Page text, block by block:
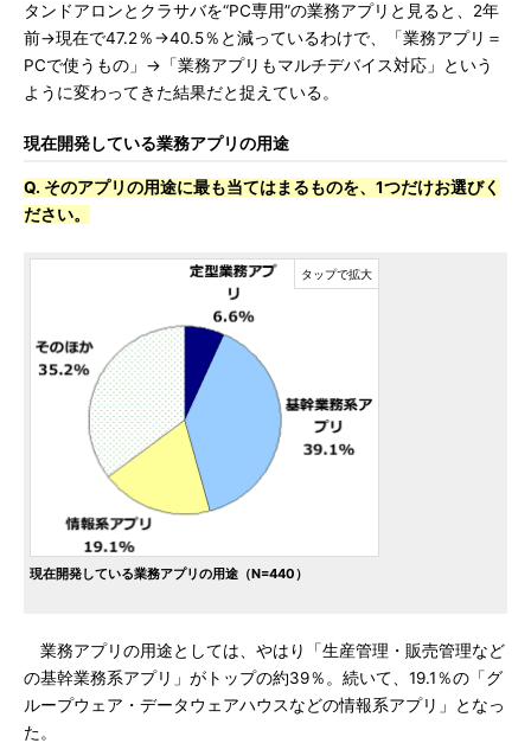
タンドアロンとクラサバを“PC専用”の業務アプリと見ると、2年
前→現在で47.2％→40.5％と減っているわけで、「業務アプリ＝
PCで使うもの」→「業務アプリもマルチデバイス対応」という
ように変わってきた結果だと捉えている。
現在開発している業務アプリの用途
Q. そのアプリの用途に最も当てはまるものを、1つだけお選びく
ださい。
現在開発している業務アプリの用途（N=440）
業務アプリの用途としては、やはり「生産管理・販売管理など
の基幹業務系アプリ」がトップの約39％。続いて、19.1％の「グ
ループウェア・データウェアハウスなどの情報系アプリ」となっ
た。